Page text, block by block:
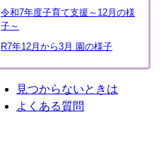
令和7年度子育て支援～12月の様
子～
R7年12月から3月 園の様子
見つからないときは
よくある質問